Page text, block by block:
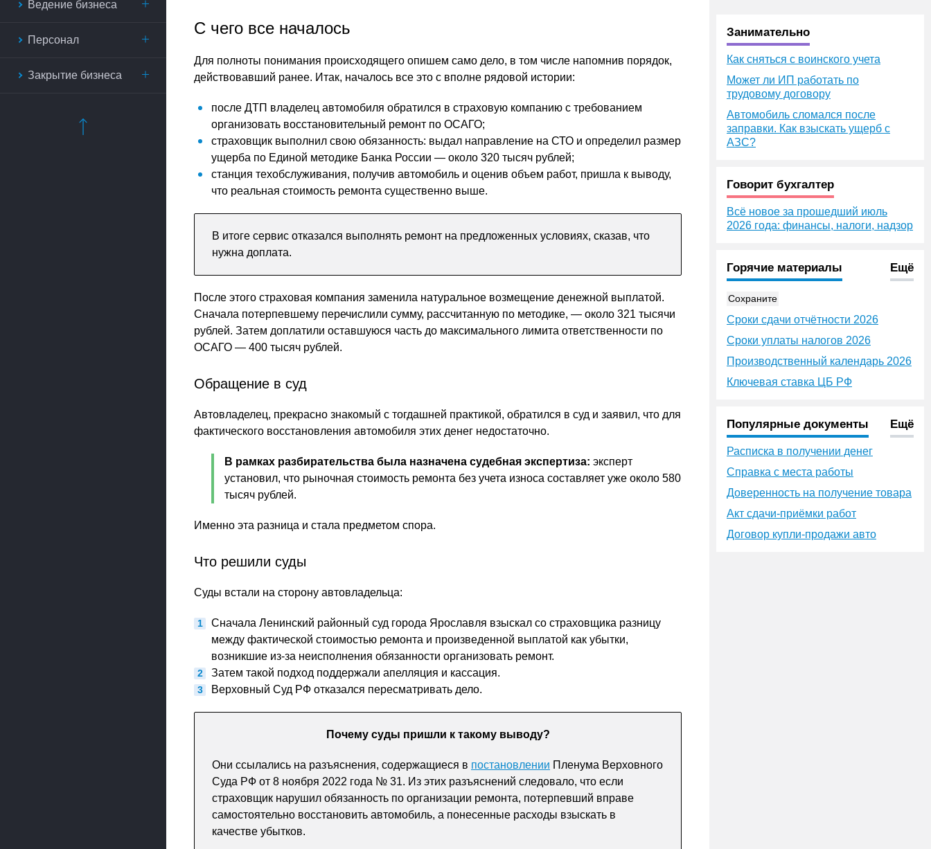
Ведение бизнеса
Персонал
Закрытие бизнеса
С чего все началось
Для полноты понимания происходящего опишем само дело, в том числе напомнив порядок,
действовавший ранее. Итак, началось все это с вполне рядовой истории:
после ДТП владелец автомобиля обратился в страховую компанию с требованием
организовать восстановительный ремонт по ОСАГО;
страховщик выполнил свою обязанность: выдал направление на СТО и определил размер
ущерба по Единой методике Банка России — около 320 тысяч рублей;
станция техобслуживания, получив автомобиль и оценив объем работ, пришла к выводу,
что реальная стоимость ремонта существенно выше.
В итоге сервис отказался выполнять ремонт на предложенных условиях, сказав, что
нужна доплата.
После этого страховая компания заменила натуральное возмещение денежной выплатой.
Сначала потерпевшему перечислили сумму, рассчитанную по методике, — около 321 тысячи
рублей. Затем доплатили оставшуюся часть до максимального лимита ответственности по
ОСАГО — 400 тысяч рублей.
Обращение в суд
Автовладелец, прекрасно знакомый с тогдашней практикой, обратился в суд и заявил, что для
фактического восстановления автомобиля этих денег недостаточно.
В рамках разбирательства была назначена судебная экспертиза: эксперт
установил, что рыночная стоимость ремонта без учета износа составляет уже около 580
тысяч рублей.
Именно эта разница и стала предметом спора.
Что решили суды
Суды встали на сторону автовладельца:
Сначала Ленинский районный суд города Ярославля взыскал со страховщика разницу
между фактической стоимостью ремонта и произведенной выплатой как убытки,
возникшие из-за неисполнения обязанности организовать ремонт.
Затем такой подход поддержали апелляция и кассация.
Верховный Суд РФ отказался пересматривать дело.
Почему суды пришли к такому выводу?
Они ссылались на разъяснения, содержащиеся в постановлении Пленума Верховного
Суда РФ от 8 ноября 2022 года № 31. Из этих разъяснений следовало, что если
страховщик нарушил обязанность по организации ремонта, потерпевший вправе
самостоятельно восстановить автомобиль, а понесенные расходы взыскать в
качестве убытков.
Занимательно
Как сняться с воинского учета
Может ли ИП работать по
трудовому договору
Автомобиль сломался после
заправки. Как взыскать ущерб с
АЗС?
Говорит бухгалтер
Всё новое за прошедший июль
2026 года: финансы, налоги, надзор
Горячие материалы Ещё
Сохраните
Сроки сдачи отчётности 2026
Сроки уплаты налогов 2026
Производственный календарь 2026
Ключевая ставка ЦБ РФ
Популярные документы Ещё
Расписка в получении денег
Справка с места работы
Доверенность на получение товара
Акт сдачи-приёмки работ
Договор купли-продажи авто